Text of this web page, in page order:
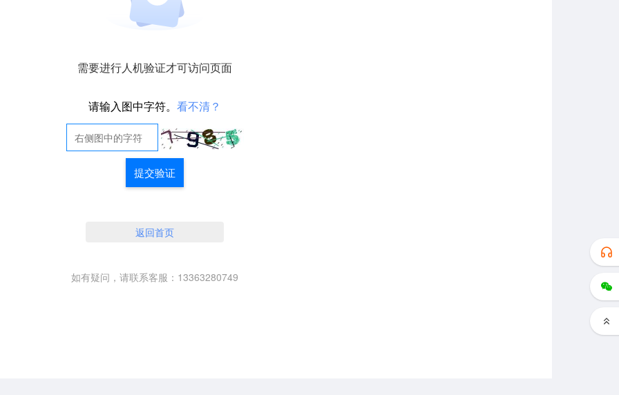
需要进行人机验证才可访问页面
请输入图中字符。 看不清？
提交验证
返回首页
如有疑问，请联系客服：13363280749